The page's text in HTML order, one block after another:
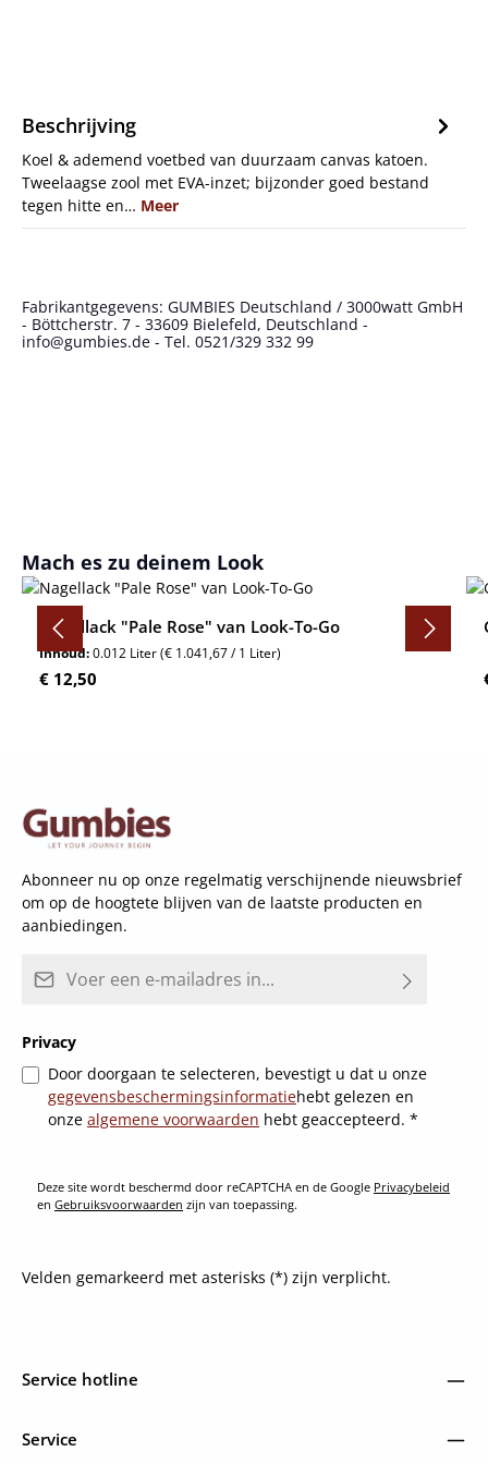
Beschrijving
Koel & ademend voetbed van duurzaam canvas katoen.
Tweelaagse zool met EVA-inzet; bijzonder goed bestand
tegen hitte en… Meer
Fabrikantgegevens: GUMBIES Deutschland / 3000watt GmbH
- Böttcherstr. 7 - 33609 Bielefeld, Deutschland -
info@gumbies.de - Tel. 0521/329 332 99
Productgalerij overslaan
Mach es zu deinem Look
Nagellack "Pale Rose" van Look-To-Go
Inhoud:0.012 Liter(€ 1.041,67 / 1 Liter)
Normale prijs:
€ 12,50
Abonneer nu op onze regelmatig verschijnende nieuwsbrief
om op de hoogtete blijven van de laatste producten en
aanbiedingen.
Privacy
Door doorgaan te selecteren, bevestigt u dat u onze
gegevensbeschermingsinformatiehebt gelezen en
onze algemene voorwaarden hebt geaccepteerd. *
Deze site wordt beschermd door reCAPTCHA en de Google Privacybeleid
en Gebruiksvoorwaarden zijn van toepassing.
Velden gemarkeerd met asterisks (*) zijn verplicht.
Service hotline
Service